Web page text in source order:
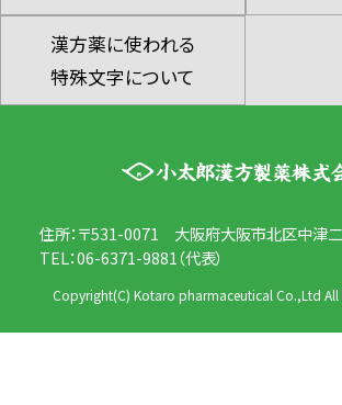
漢方薬に使われる
特殊文字について
住所：〒531-0071 大阪府大阪市北区中津
TEL：06-6371-9881（代表）
Copyright(C) Kotaro pharmaceutical Co.,Ltd All